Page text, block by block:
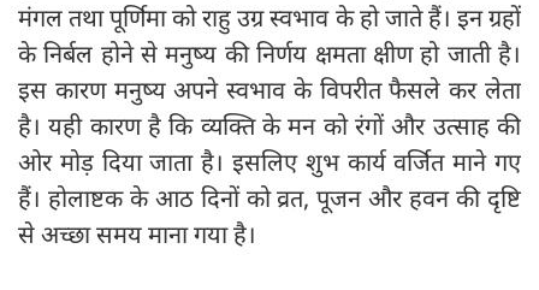
मंगल तथा पूर्णिमा को राहु उग्र स्वभाव के हो जाते हैं। इन ग्रहों
के निर्बल होने से मनुष्य की निर्णय क्षमता क्षीण हो जाती है।
इस कारण मनुष्य अपने स्वभाव के विपरीत फैसले कर लेता
है। यही कारण है कि व्यक्ति के मन को रंगों और उत्साह की
ओर मोड़ दिया जाता है। इसलिए शुभ कार्य वर्जित माने गए
हैं। होलाष्टक के आठ दिनों को व्रत, पूजन और हवन की दृष्टि
से अच्छा समय माना गया है।